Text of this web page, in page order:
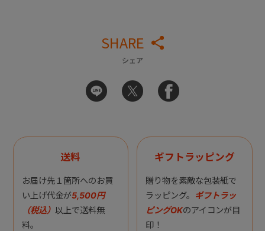
SHARE
シェア
送料
お届け先１箇所へのお買
い上げ代金が5,500円
（税込） 以上で送料無
料。
ギフトラッピング
贈り物を素敵な包装紙で
ラッピング。 ギフトラッ
ピングOKのアイコンが目
印！